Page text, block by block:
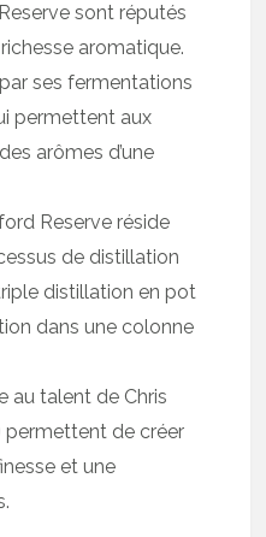
sont réputés
aromatique.
ses fermentations
permettent aux
arômes d’une
Reserve réside
de distillation
distillation en pot
dans une colonne
au talent de Chris
permettent de créer
et une